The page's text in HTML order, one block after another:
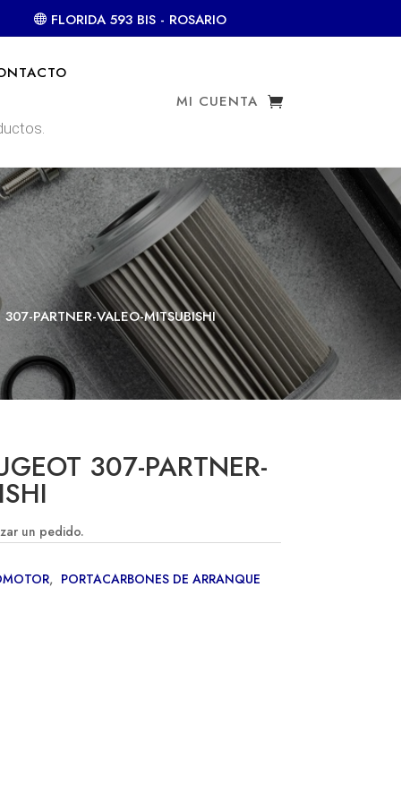
FLORIDA 593 BIS - ROSARIO
MI CUENTA
PARTNER-VALEO-MITSUBISHI
307-PARTNER-
un pedido.
, PORTACARBONES DE ARRANQUE